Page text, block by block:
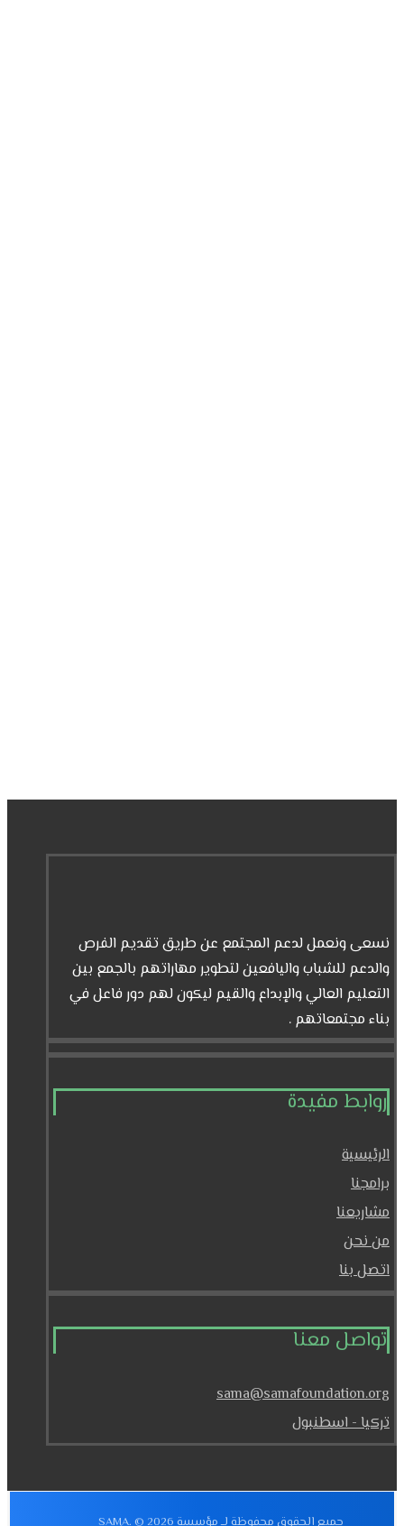
نسعى ونعمل لدعم المجتمع عن طريق تقديم الفرص
والدعم للشباب واليافعين لتطوير مهاراتهم بالجمع بين
التعليم العالي والإبداع والقيم ليكون لهم دور فاعل في
بناء مجتمعاتهم .
روابط مفيدة
الرئيسية
برامجنا
مشاريعنا
من نحن
اتصل بنا
تواصل معنا
sama@samafoundation.org
تركيا - اسطنبول
جميع الحقوق محفوظة لــ مؤسسة SAMA. © 2026